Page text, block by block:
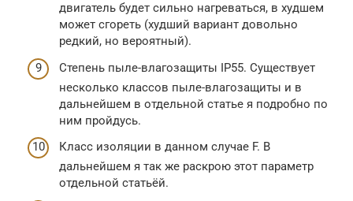
двигатель будет сильно нагреваться, в худшем
может сгореть (худший вариант довольно
редкий, но вероятный).
Степень пыле-влагозащиты IP55. Существует
несколько классов пыле-влагозащиты и в
дальнейшем в отдельной статье я подробно по
ним пройдусь.
Класс изоляции в данном случае F. В
дальнейшем я так же раскрою этот параметр
отдельной статьёй.